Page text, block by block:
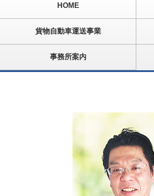
HOME
貨物自動車運送事業
事務所案内